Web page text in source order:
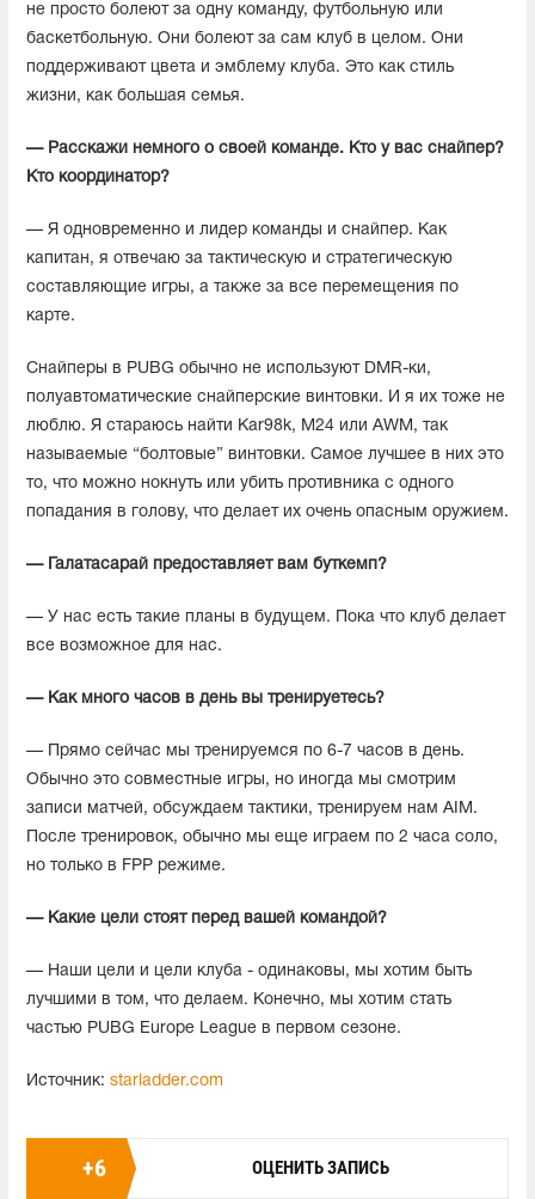
не просто болеют за одну команду, футбольную или
баскетбольную. Они болеют за сам клуб в целом. Они
поддерживают цвета и эмблему клуба. Это как стиль
жизни, как большая семья.
— Расскажи немного о своей команде. Кто у вас снайпер?
Кто координатор?
— Я одновременно и лидер команды и снайпер. Как
капитан, я отвечаю за тактическую и стратегическую
составляющие игры, а также за все перемещения по
карте.
Снайперы в PUBG обычно не используют DMR-ки,
полуавтоматические снайперские винтовки. И я их тоже не
люблю. Я стараюсь найти Kar98k, M24 или AWM, так
называемые “болтовые” винтовки. Самое лучшее в них это
то, что можно нокнуть или убить противника с одного
попадания в голову, что делает их очень опасным оружием.
— Галатасарай предоставляет вам буткемп?
— У нас есть такие планы в будущем. Пока что клуб делает
все возможное для нас.
— Как много часов в день вы тренируетесь?
— Прямо сейчас мы тренируемся по 6-7 часов в день.
Обычно это совместные игры, но иногда мы смотрим
записи матчей, обсуждаем тактики, тренируем нам AIM.
После тренировок, обычно мы еще играем по 2 часа соло,
но только в FPP режиме.
— Какие цели стоят перед вашей командой?
— Наши цели и цели клуба - одинаковы, мы хотим быть
лучшими в том, что делаем. Конечно, мы хотим стать
частью PUBG Europe League в первом сезоне.
Источник: starladder.com
+6 ОЦЕНИТЬ ЗАПИСЬ